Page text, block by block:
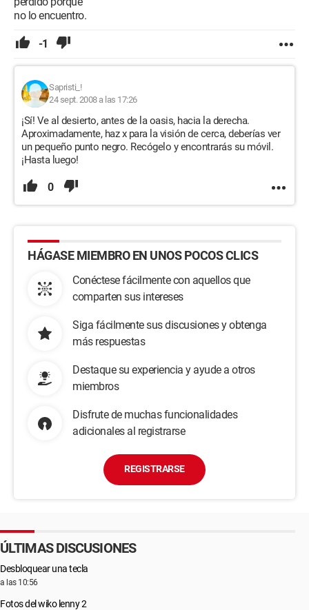
no lo encuentro.
-1
Sapristi_!
24 sept. 2008 a las 17:26
¡Sí! Ve al desierto, antes de la oasis, hacia la derecha.
Aproximadamente, haz x para la visión de cerca, deberías ver
un pequeño punto negro. Recógelo y encontrarás su móvil.
¡Hasta luego!
0
HÁGASE MIEMBRO EN UNOS POCOS CLICS
Conéctese fácilmente con aquellos que
comparten sus intereses
Siga fácilmente sus discusiones y obtenga
más respuestas
Destaque su experiencia y ayude a otros
miembros
Disfrute de muchas funcionalidades
adicionales al registrarse
REGISTRARSE
ÚLTIMAS DISCUSIONES
Desbloquear una tecla
a las 10:56
Fotos del wiko lenny 2